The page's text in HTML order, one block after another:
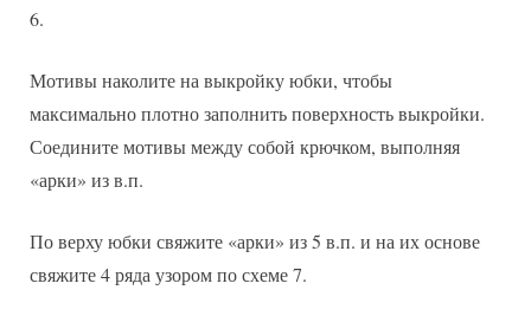
6.
Мотивы наколите на выкройку юбки, чтобы
максимально плотно заполнить поверхность выкройки.
Соедините мотивы между собой крючком, выполняя
«арки» из в.п.
По верху юбки свяжите «арки» из 5 в.п. и на их основе
свяжите 4 ряда узором по схеме 7.